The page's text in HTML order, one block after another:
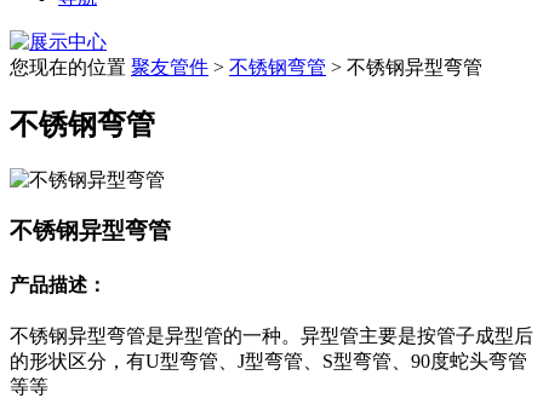
您现在的位置 聚友管件 > 不锈钢弯管 > 不锈钢异型弯管
不锈钢弯管
不锈钢异型弯管
产品描述：
不锈钢异型弯管是异型管的一种。异型管主要是按管子成型后
的形状区分，有U型弯管、J型弯管、S型弯管、90度蛇头弯管
等等